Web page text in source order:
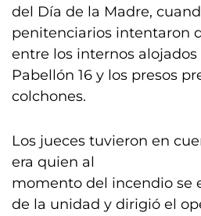
del Día de la Madre,
penitenciarios intentaron
entre los internos alojados
Pabellón 16 y los presos
colchones.
Los jueces tuvieron en
era quien al
momento del incendio se
de la unidad y dirigió el